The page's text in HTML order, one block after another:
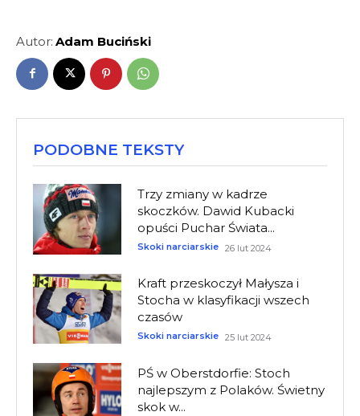
Autor: Adam Buciński
PODOBNE TEKSTY
Trzy zmiany w kadrze
skoczków. Dawid Kubacki
opuści Puchar Świata...
Skoki narciarskie 26 lut 2024
Kraft przeskoczył Małysza i
Stocha w klasyfikacji wszech
czasów
Skoki narciarskie 25 lut 2024
PŚ w Oberstdorfie: Stoch
najlepszym z Polaków. Świetny
skok w...